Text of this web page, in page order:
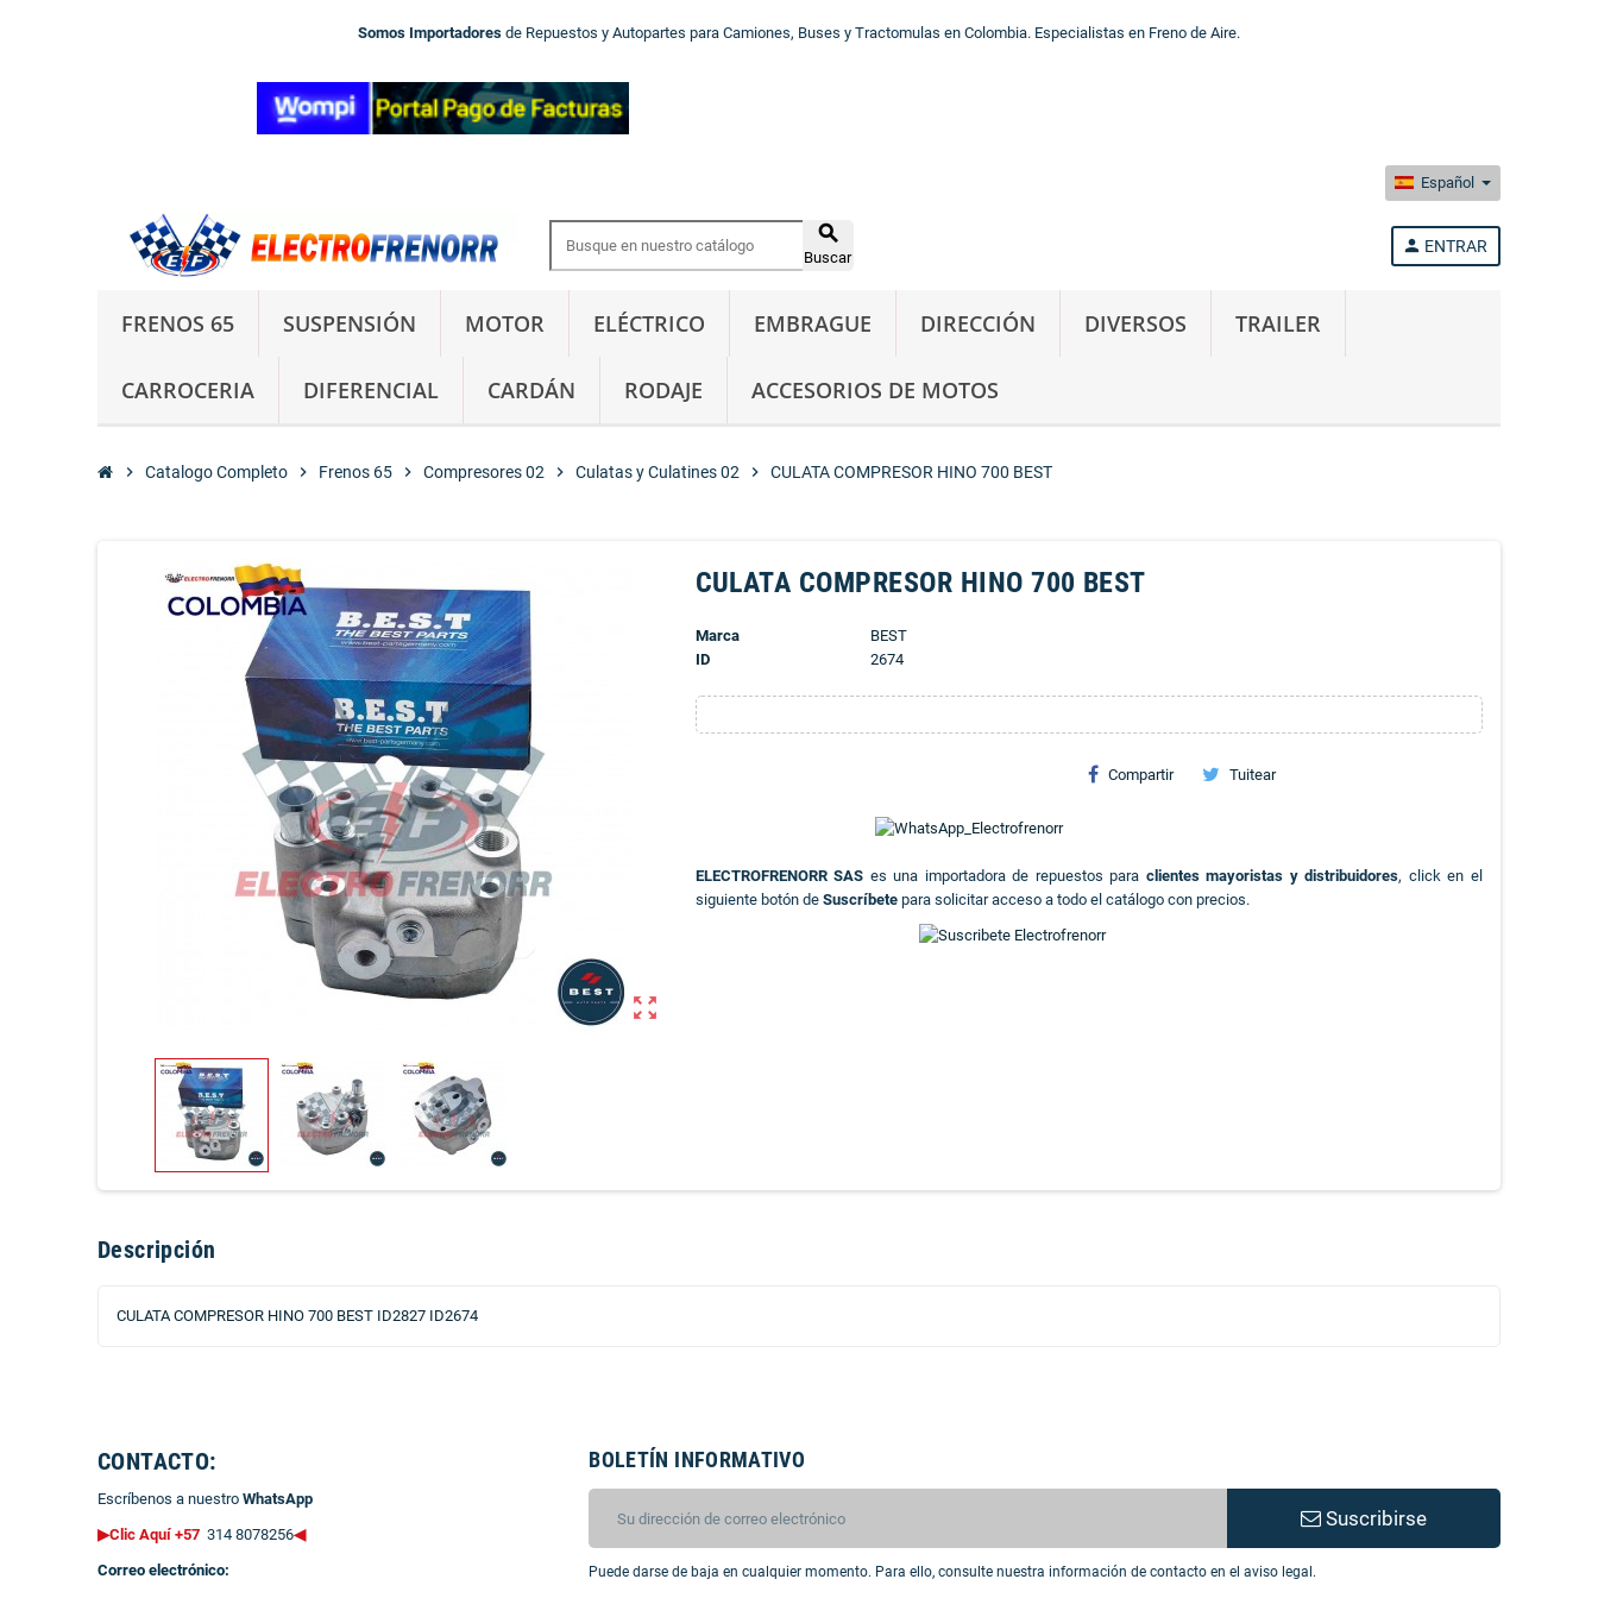
Somos Importadores de Repuestos y Autopartes para Camiones, Buses y Tractomulas en Colombia. Especialistas en Freno de Aire.
Español

Buscar
person ENTRAR
FRENOS 65 SUSPENSIÓN MOTOR ELÉCTRICO EMBRAGUE DIRECCIÓN DIVERSOS TRAILER
CARROCERIA DIFERENCIAL CARDÁN RODAJE ACCESORIOS DE MOTOS
chevron_right Catalogo Completo chevron_right Frenos 65 chevron_right Compresores 02 chevron_right Culatas y Culatines 02 chevron_right CULATA COMPRESOR HINO 700 BEST
zoom_out_map
CULATA COMPRESOR HINO 700 BEST
Marca
BEST
ID
2674
Compartir Tuitear
ELECTROFRENORR SAS es una importadora de repuestos para clientes mayoristas y distribuidores, click en el
siguiente botón de Suscríbetepara solicitar acceso a todo el catálogo con precios.
Descripción
CULATA COMPRESOR HINO 700 BEST ID2827 ID2674
CONTACTO:
Escríbenos a nuestro WhatsApp
▶Clic Aquí +57 314 8078256◀
Correo electrónico:
BOLETÍN INFORMATIVO
Suscribirse
Puede darse de baja en cualquier momento. Para ello, consulte nuestra información de contacto en el aviso legal.